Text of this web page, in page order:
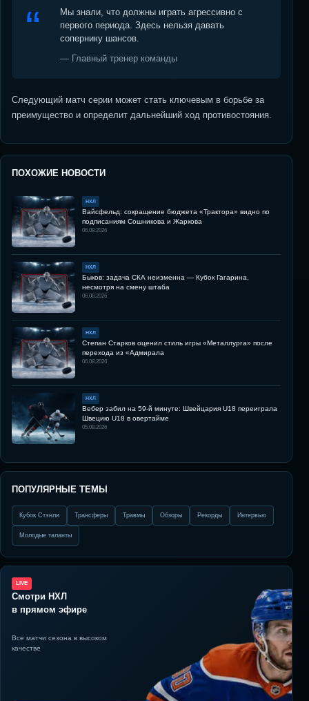
Мы знали, что должны играть агрессивно с
первого периода. Здесь нельзя давать
сопернику шансов.
— Главный тренер команды
Следующий матч серии может стать ключевым в борьбе за
преимущество и определит дальнейший ход противостояния.
ПОХОЖИЕ НОВОСТИ
НХЛ
Вайсфельд: сокращение бюджета «Трактора» видно по
подписаниям Сошникова и Жаркова
06.08.2026
НХЛ
Быков: задача СКА неизменна — Кубок Гагарина,
несмотря на смену штаба
06.08.2026
НХЛ
Степан Старков оценил стиль игры «Металлурга» после
перехода из «Адмирала
06.08.2026
НХЛ
Вебер забил на 59-й минуте: Швейцария U18 переиграла
Швецию U18 в овертайме
05.08.2026
ПОПУЛЯРНЫЕ ТЕМЫ
Кубок Стэнли Трансферы Травмы Обзоры Рекорды Интервью
Молодые таланты
LIVE
Смотри НХЛ
в прямом эфире
Все матчи сезона в высоком
качестве